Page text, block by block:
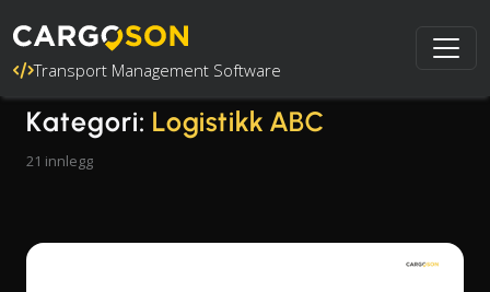
Transport Management Software
Kategori: Logistikk ABC
21 innlegg